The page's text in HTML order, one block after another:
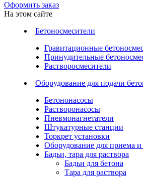
Оформить заказ
На этом сайте
Бетоносмесители
Гравитационные
Принудительные
Растворосмесители
Оборудование для подачи
Бетононасосы
Растворонасосы
Пневмонагнетатели
Штукатурные станции
Торкрет установки
Оборудование для приема и
Бадьи, тара для раствора
Бадьи для бетона
Тара для раствора